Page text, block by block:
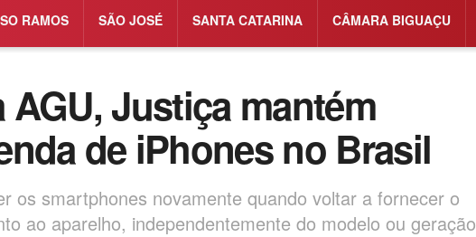
RAMOS SÃO JOSÉ SANTA CATARINA CÂMARA BIGUAÇU
Justiça mantém
de iPhones no Brasil
os smartphones novamente quando voltar a fornecer o
ao aparelho, independentemente do modelo ou geração